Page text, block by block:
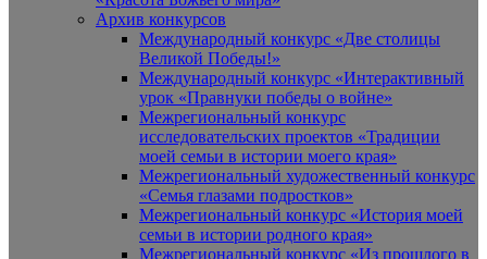
Архив конкурсов
Международный конкурс «Две столицы
Великой Победы!»
Международный конкурс «Интерактивный
урок «Правнуки победы о войне»
Межрегиональный конкурс
исследовательских проектов «Традиции
моей семьи в истории моего края»
Межрегиональный художественный конкурс
«Семья глазами подростков»
Межрегиональный конкурс «История моей
семьи в истории родного края»
Межрегиональный конкурс «Из прошлого в